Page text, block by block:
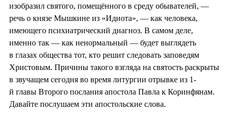
изобразил святого, помещённого в среду обывателей, —
речь о князе Мышкине из «Идиота», — как человека,
имеющего психиатрический диагноз. В самом деле,
именно так — как ненормальный — будет выглядеть
в глазах общества тот, кто решит следовать заповедям
Христовым. Причины такого взгляда на святость раскрыты
в звучащем сегодня во время литургии отрывке из 1-
й главы Второго послания апостола Павла к Коринфянам.
Давайте послушаем эти апостольские слова.